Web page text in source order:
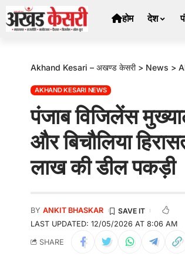
होम देश
Akhand Kesari – अखण्ड केसरी> News >
AKHAND KESARI NEWS
पंजाब विजिलेंस
और बिचौलिया
लाख की डील पकड़ी
LAST UPDATED: 12/05/2026 AT 8:06 AM
BY ANKIT BHASKAR
SHARE